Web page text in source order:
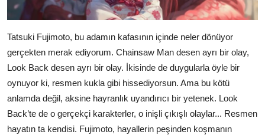
Tatsuki Fujimoto, bu adamın kafasının içinde neler dönüyor
gerçekten merak ediyorum. Chainsaw Man desen ayrı bir olay,
Look Back desen ayrı bir olay. İkisinde de duygularla öyle bir
oynuyor ki, resmen kukla gibi hissediyorsun. Ama bu kötü
anlamda değil, aksine hayranlık uyandırıcı bir yetenek. Look
Back’te de o gerçekçi karakterler, o inişli çıkışlı olaylar... Resmen
hayatın ta kendisi. Fujimoto, hayallerin peşinden koşmanın